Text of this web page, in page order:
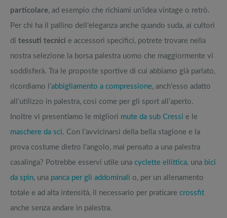
particolare, ad esempio che richiami un’idea vintage o retrò.
Per chi ha il pallino dell’eleganza anche quando suda, ai cultori
di tessuti tecnici e accessori specifici, potrete trovare nella
nostra selezione la borsa palestra uomo che maggiormente vi
soddisferà. Tra le proposte sportive di cui abbiamo già parlato,
ricordiamo l’abbigliamento a compressione, anch’esso adatto
all’utilizzo in palestra, così come per gli sport all’aperto.
Inoltre vi presentiamo le migliori mute da sub Cressi e le
maschere da sci. Con l’avvicinarsi della bella stagione e la
prova costume dietro l’angolo, mai pensato a una palestra
casalinga? Potrebbe esservi utile una cyclette ellittica, una bici
da spin, una panca per gli addominali o, per un allenamento
totale e ad alta intensità, il necessario per praticare crossfit
anche senza andare in palestra.